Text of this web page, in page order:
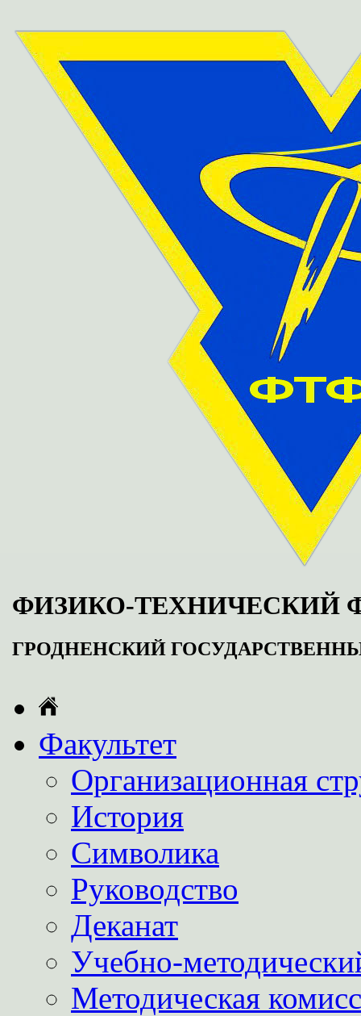
ФИЗИКО-ТЕХНИЧЕСКИЙ
ГРОДНЕНСКИЙ
Факультет
Организационная
История
Символика
Руководство
Деканат
Учебно-
Методическая